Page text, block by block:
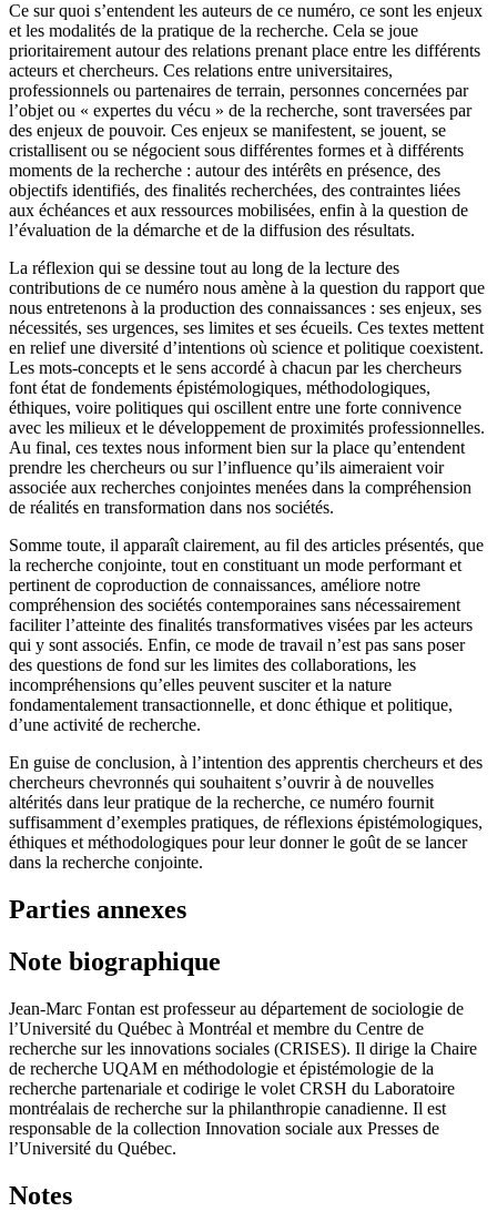
Ce sur quoi s’entendent les auteurs de ce numéro, ce sont les enjeux
et les modalités de la pratique de la recherche. Cela se joue
prioritairement autour des relations prenant place entre les différents
acteurs et chercheurs. Ces relations entre universitaires,
professionnels ou partenaires de terrain, personnes concernées par
l’objet ou « expertes du vécu » de la recherche, sont traversées par
des enjeux de pouvoir. Ces enjeux se manifestent, se jouent, se
cristallisent ou se négocient sous différentes formes et à différents
moments de la recherche : autour des intérêts en présence, des
objectifs identifiés, des finalités recherchées, des contraintes liées
aux échéances et aux ressources mobilisées, enfin à la question de
l’évaluation de la démarche et de la diffusion des résultats.
La réflexion qui se dessine tout au long de la lecture des
contributions de ce numéro nous amène à la question du rapport que
nous entretenons à la production des connaissances : ses enjeux, ses
nécessités, ses urgences, ses limites et ses écueils. Ces textes mettent
en relief une diversité d’intentions où science et politique coexistent.
Les mots-concepts et le sens accordé à chacun par les chercheurs
font état de fondements épistémologiques, méthodologiques,
éthiques, voire politiques qui oscillent entre une forte connivence
avec les milieux et le développement de proximités professionnelles.
Au final, ces textes nous informent bien sur la place qu’entendent
prendre les chercheurs ou sur l’influence qu’ils aimeraient voir
associée aux recherches conjointes menées dans la compréhension
de réalités en transformation dans nos sociétés.
Somme toute, il apparaît clairement, au fil des articles présentés, que
la recherche conjointe, tout en constituant un mode performant et
pertinent de coproduction de connaissances, améliore notre
compréhension des sociétés contemporaines sans nécessairement
faciliter l’atteinte des finalités transformatives visées par les acteurs
qui y sont associés. Enfin, ce mode de travail n’est pas sans poser
des questions de fond sur les limites des collaborations, les
incompréhensions qu’elles peuvent susciter et la nature
fondamentalement transactionnelle, et donc éthique et politique,
d’une activité de recherche.
En guise de conclusion, à l’intention des apprentis chercheurs et des
chercheurs chevronnés qui souhaitent s’ouvrir à de nouvelles
altérités dans leur pratique de la recherche, ce numéro fournit
suffisamment d’exemples pratiques, de réflexions épistémologiques,
éthiques et méthodologiques pour leur donner le goût de se lancer
dans la recherche conjointe.
Parties annexes
Note biographique
Jean-Marc Fontan est professeur au département de sociologie de
l’Université du Québec à Montréal et membre du Centre de
recherche sur les innovations sociales (CRISES). Il dirige la Chaire
de recherche UQAM en méthodologie et épistémologie de la
recherche partenariale et codirige le volet CRSH du Laboratoire
montréalais de recherche sur la philanthropie canadienne. Il est
responsable de la collection Innovation sociale aux Presses de
l’Université du Québec.
Notes